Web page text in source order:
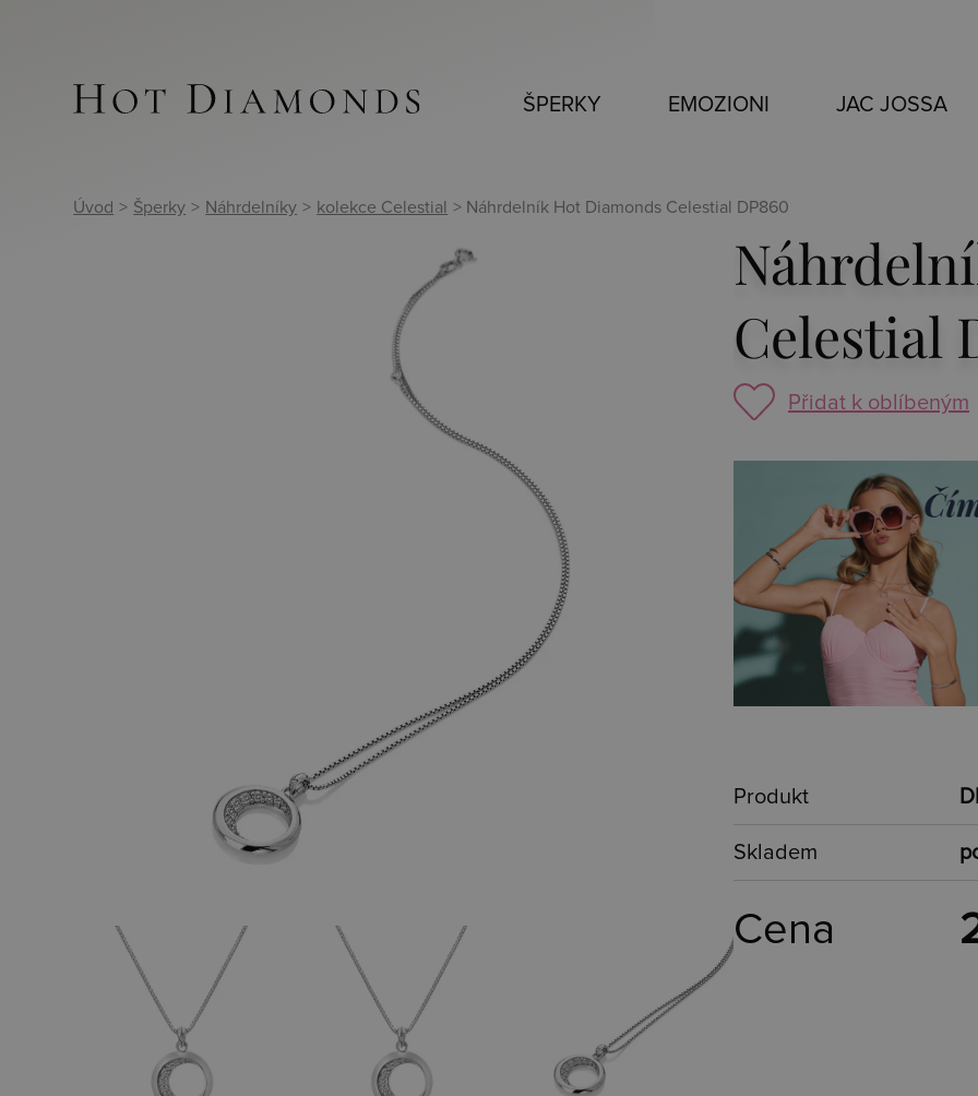
ŠPERKY EMOZIONI JAC JOSSA
Úvod > Šperky > Náhrdelníky > kolekce Celestial > Náhrdelník Hot Diamonds Celestial DP860
Celestial
Přidat k oblíbeným
Produkt
Skladem
Cena